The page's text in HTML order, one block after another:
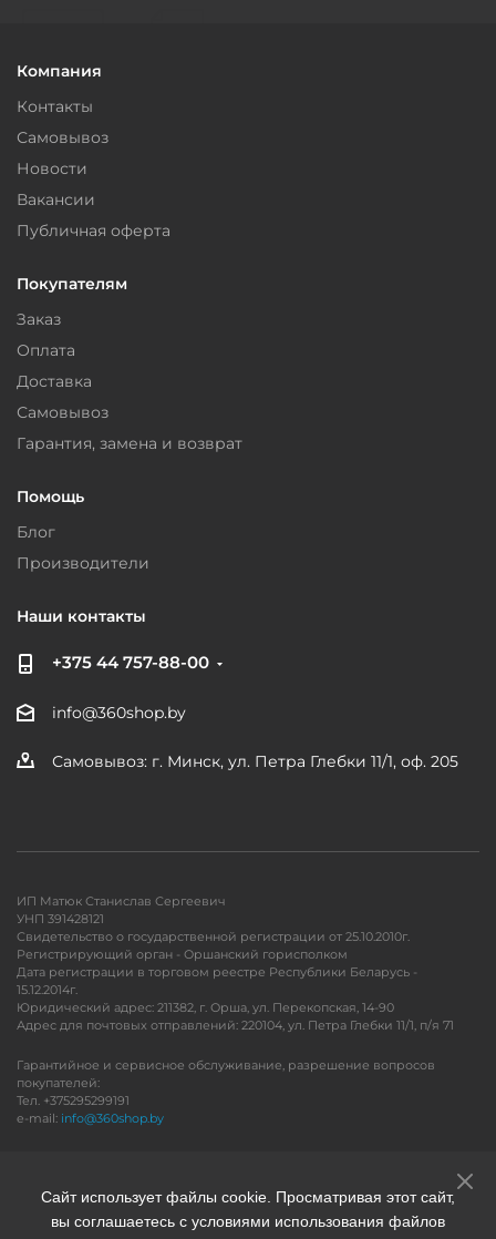
Компания
Контакты
Самовывоз
Новости
Вакансии
Публичная оферта
Покупателям
Заказ
Оплата
Доставка
Самовывоз
Гарантия, замена и возврат
Помощь
Блог
Производители
Наши контакты
+375 44 757-88-00
info@360shop.by
Самовывоз: г. Минск, ул. Петра Глебки 11/1, оф. 205
ИП Матюк Станислав Сергеевич
УНП 391428121
Свидетельство о государственной регистрации от 25.10.2010г.
Регистрирующий орган - Оршанский горисполком
Дата регистрации в торговом реестре Республики Беларусь -
15.12.2014г.
Юридический адрес: 211382, г. Орша, ул. Перекопская, 14-90
Адрес для почтовых отправлений: 220104, ул. Петра Глебки 11/1, п/я 71
Гарантийное и сервисное обслуживание, разрешение вопросов
покупателей:
Тел. +375295299191
e-mail: info@360shop.by
Сайт использует файлы cookie. Просматривая этот сайт,
вы соглашаетесь с условиями использования файлов